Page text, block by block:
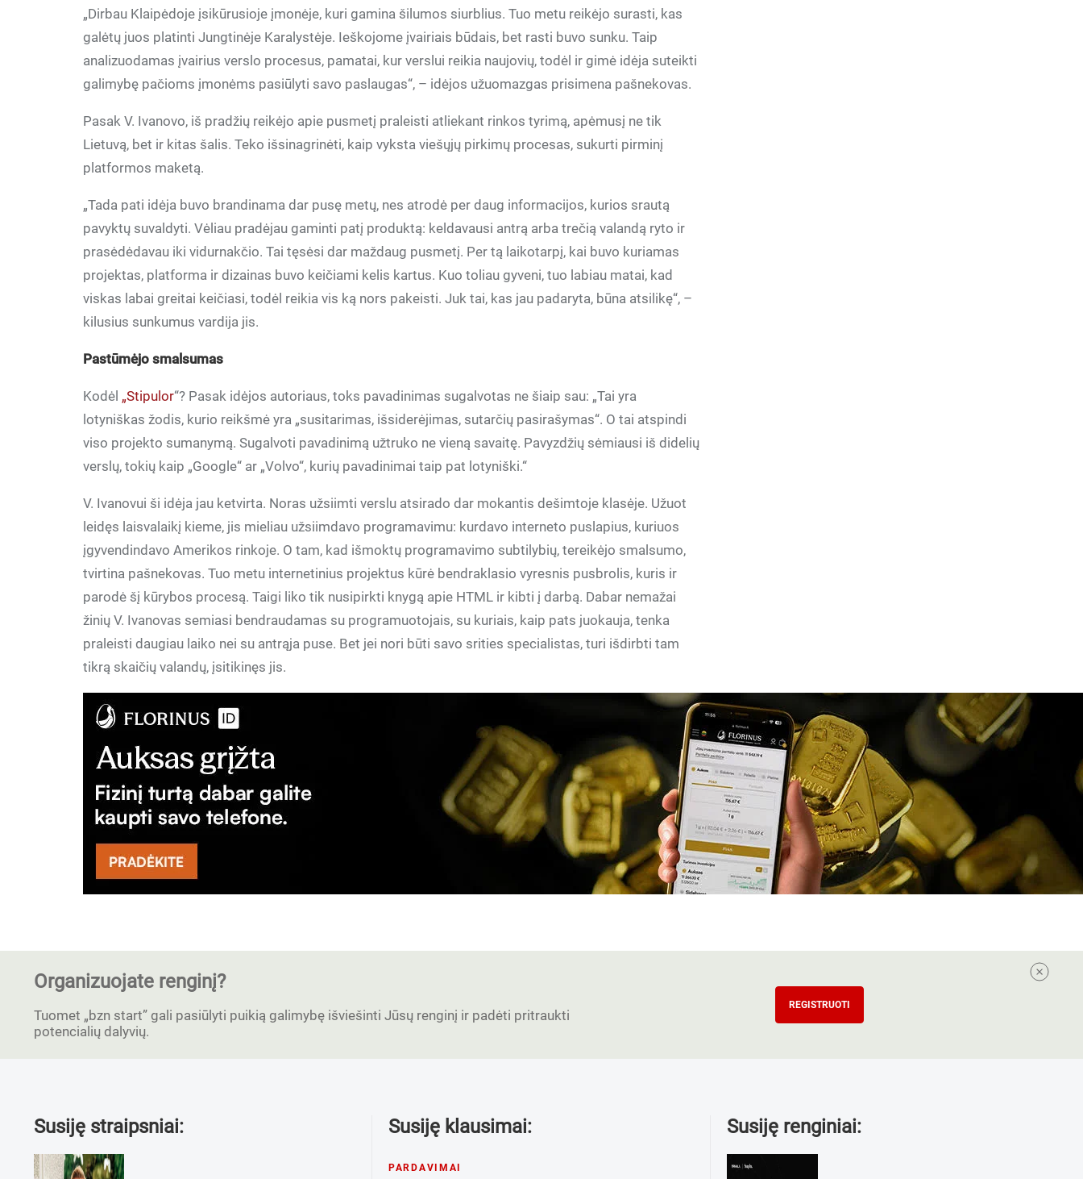
„Dirbau Klaipėdoje įsikūrusioje įmonėje, kuri gamina šilumos siurblius. Tuo metu reikėjo surasti, kas
galėtų juos platinti Jungtinėje Karalystėje. Ieškojome įvairiais būdais, bet rasti buvo sunku. Taip
analizuodamas įvairius verslo procesus, pamatai, kur verslui reikia naujovių, todėl ir gimė idėja suteikti
galimybę pačioms įmonėms pasiūlyti savo paslaugas“, – idėjos užuomazgas prisimena pašnekovas.
Pasak V. Ivanovo, iš pradžių reikėjo apie pusmetį praleisti atliekant rinkos tyrimą, apėmusį ne tik
Lietuvą, bet ir kitas šalis. Teko išsinagrinėti, kaip vyksta viešųjų pirkimų procesas, sukurti pirminį
platformos maketą.
„Tada pati idėja buvo brandinama dar pusę metų, nes atrodė per daug informacijos, kurios srautą
pavyktų suvaldyti. Vėliau pradėjau gaminti patį produktą: keldavausi antrą arba trečią valandą ryto ir
prasėdėdavau iki vidurnakčio. Tai tęsėsi dar maždaug pusmetį. Per tą laikotarpį, kai buvo kuriamas
projektas, platforma ir dizainas buvo keičiami kelis kartus. Kuo toliau gyveni, tuo labiau matai, kad
viskas labai greitai keičiasi, todėl reikia vis ką nors pakeisti. Juk tai, kas jau padaryta, būna atsilikę“, –
kilusius sunkumus vardija jis.
Pastūmėjo smalsumas
Kodėl „Stipulor“? Pasak idėjos autoriaus, toks pavadinimas sugalvotas ne šiaip sau: „Tai yra
lotyniškas žodis, kurio reikšmė yra „susitarimas, išsiderėjimas, sutarčių pasirašymas“. O tai atspindi
viso projekto sumanymą. Sugalvoti pavadinimą užtruko ne vieną savaitę. Pavyzdžių sėmiausi iš didelių
verslų, tokių kaip „Google“ ar „Volvo“, kurių pavadinimai taip pat lotyniški.“
V. Ivanovui ši idėja jau ketvirta. Noras užsiimti verslu atsirado dar mokantis dešimtoje klasėje. Užuot
leidęs laisvalaikį kieme, jis mieliau užsiimdavo programavimu: kurdavo interneto puslapius, kuriuos
įgyvendindavo Amerikos rinkoje. O tam, kad išmoktų programavimo subtilybių, tereikėjo smalsumo,
tvirtina pašnekovas. Tuo metu internetinius projektus kūrė bendraklasio vyresnis pusbrolis, kuris ir
parodė šį kūrybos procesą. Taigi liko tik nusipirkti knygą apie HTML ir kibti į darbą. Dabar nemažai
žinių V. Ivanovas semiasi bendraudamas su programuotojais, su kuriais, kaip pats juokauja, tenka
praleisti daugiau laiko nei su antrąja puse. Bet jei nori būti savo srities specialistas, turi išdirbti tam
tikrą skaičių valandų, įsitikinęs jis.
Organizuojate renginį?
Tuomet „bzn start” gali pasiūlyti puikią galimybę išviešinti Jūsų renginį ir padėti pritraukti
potencialių dalyvių.
REGISTRUOTI
Susiję straipsniai: Susiję klausimai:
PARDAVIMAI
Susiję renginiai: